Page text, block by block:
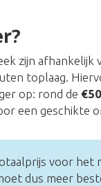
zijn
toplaag.
op: rond de
een geschikte
voor het
dus meer